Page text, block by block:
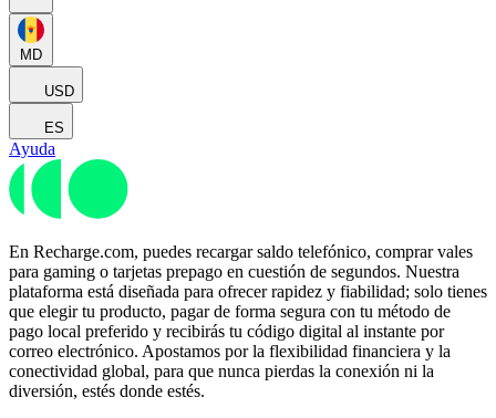
MD
USD
ES
Ayuda
En Recharge.com, puedes recargar saldo telefónico, comprar vales
para gaming o tarjetas prepago en cuestión de segundos. Nuestra
plataforma está diseñada para ofrecer rapidez y fiabilidad; solo tienes
que elegir tu producto, pagar de forma segura con tu método de
pago local preferido y recibirás tu código digital al instante por
correo electrónico. Apostamos por la flexibilidad financiera y la
conectividad global, para que nunca pierdas la conexión ni la
diversión, estés donde estés.